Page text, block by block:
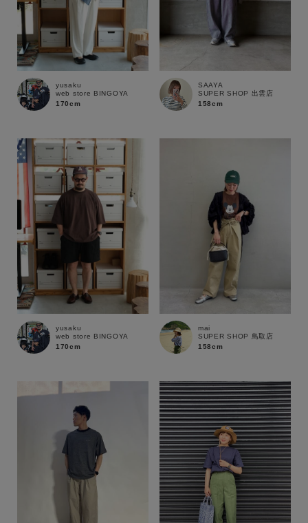
サイズ
ブランド
yusaku
web store BINGOYA
170cm
SAAYA
SUPER SHOP 出雲店
158cm
yusaku
web store BINGOYA
170cm
mai
SUPER SHOP 鳥取店
158cm